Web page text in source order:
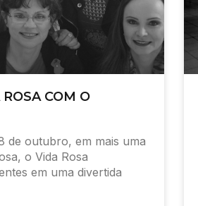
COM O
de outubro, em mais uma
o Vida Rosa
em uma divertida